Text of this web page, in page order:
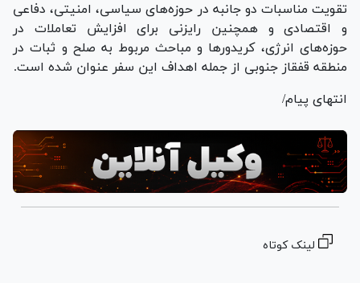
تقویت مناسبات دو جانبه در حوزه‌های سیاسی، امنیتی، دفاعی
و اقتصادی و همچنین رایزنی برای افزایش تعاملات در
حوزه‌های انرژی، کریدور‌ها و مباحث مربوط به صلح و ثبات در
منطقه قفقاز جنوبی از جمله اهداف این سفر عنوان شده است.
انتهای پیام/
لینک کوتاه